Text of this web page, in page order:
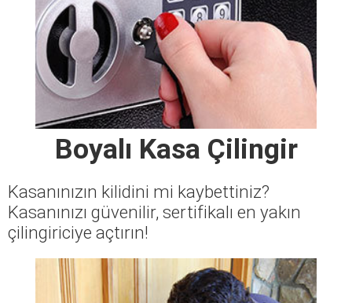
Boyalı Kasa Çilingir
Kasanınızın kilidini mi kaybettiniz?
Kasanınızı güvenilir, sertifikalı en yakın
çilingiriciye açtırın!